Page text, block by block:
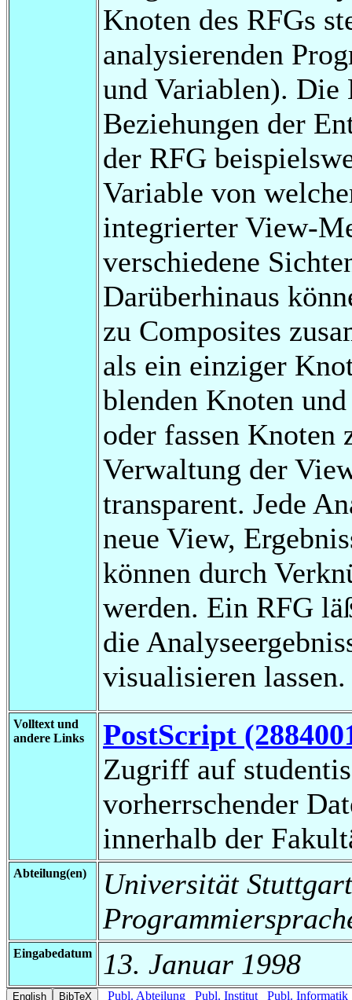
Knoten des RFGs
analysierenden
und Variablen). Die
Beziehungen der
der RFG
Variable von
integrierter View-
verschiedene
Darüberhinaus
zu Composites
als ein einziger
blenden Knoten
oder fassen Knoten
Verwaltung der
transparent. Jede
neue View,
können durch
werden. Ein RFG
die
visualisieren lassen.
Volltext und
andere Links
PostScript
Zugriff auf
vorherrschender
innerhalb der
Abteilung(en)
Universität
Eingabedatum 13. Januar 1998
Publ. Abteilung Publ. Institut Publ. Informatik